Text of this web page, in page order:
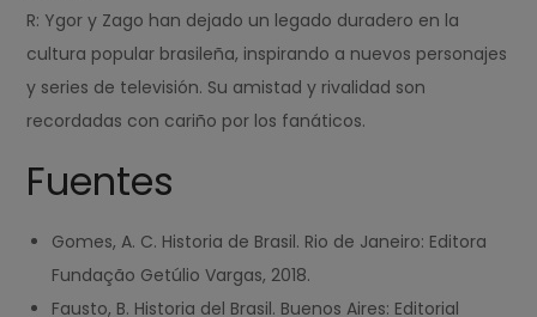
R: Ygor y Zago han dejado un legado duradero en la
cultura popular brasileña, inspirando a nuevos personajes
y series de televisión. Su amistad y rivalidad son
recordadas con cariño por los fanáticos.
Fuentes
Gomes, A. C. Historia de Brasil. Rio de Janeiro: Editora
Fundação Getúlio Vargas, 2018.
Fausto, B. Historia del Brasil. Buenos Aires: Editorial